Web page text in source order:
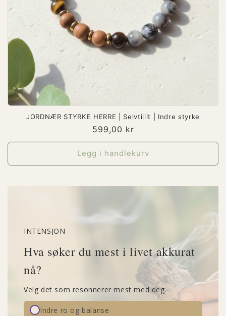
JORDNÆR STYRKE HERRE | Selvtillit | Indre styrke
Vanlig
pris
599,00 kr
Legg i handlekurv